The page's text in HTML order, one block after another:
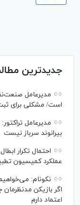
جدیدترین
مدیرعامل
است/ مشکلی برای ثبت
مدیرعامل
بیرانوند سرباز نیست
احتمال تکرار
عملکرد کمیسیون تطبیق
نکونام:
اگر بازیکن
اعتماد دارم